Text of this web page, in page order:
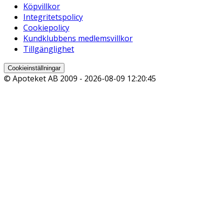
Köpvillkor
Integritetspolicy
Cookiepolicy
Kundklubbens medlemsvillkor
Tillgänglighet
Cookieinställningar
© Apoteket AB 2009 - 2026-08-09 12:20:45